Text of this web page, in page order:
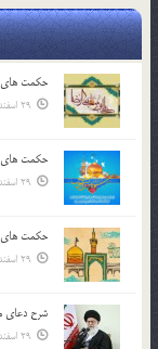
حکمت های
29 اسفند 03
حکمت های
29 اسفند 03
حکمت های
29 اسفند 03
شرح دعای
29 اسفند 03